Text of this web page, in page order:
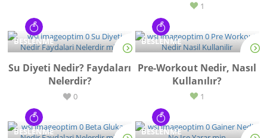
1
BESLENME
Su Diyeti Nedir? Faydaları
Nelerdir?
0
BESLENME
Pre-Workout Nedir, Nasıl
Kullanılır?
1
BESLENME BESLENME